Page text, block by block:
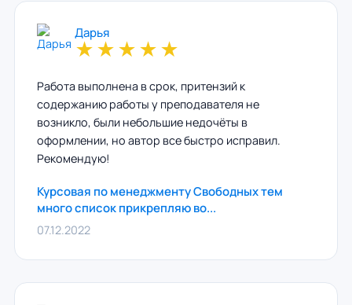
Дарья
★★★★★
Работа выполнена в срок, притензий к
содержанию работы у преподавателя не
возникло, были небольшие недочёты в
оформлении, но автор все быстро исправил.
Рекомендую!
Курсовая по менеджменту Свободных тем
много список прикрепляю во...
07.12.2022